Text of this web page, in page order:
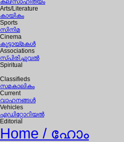
കല/സാഹിത്യം
Arts/Literature
കായികം
Sports
സിനിമ
Cinema
കൂട്ടായ്മകള്‍
Associations
സ്പിരിച്ചുവല്‍
Spiritual
Classifieds
സമകാലികം
Current
വാഹനങ്ങള്‍
Vehicles
എഡിറ്റോറിയല്‍
Editorial
Home / ഹോം